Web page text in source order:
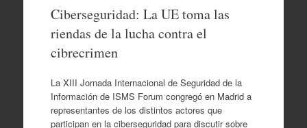
Ciberseguridad: La UE toma las
riendas de la lucha contra el
cibrecrimen
La XIII Jornada Internacional de Seguridad de la
Información de ISMS Forum congregó en Madrid a
representantes de los distintos actores que
participan en la ciberseguridad para discutir sobre